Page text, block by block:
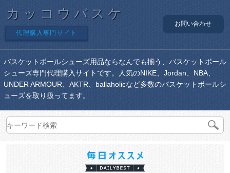
カッコウバスケ
代理購入専門サイト
お問い合わせ
バスケットボールシューズ用品ならなんでも揃う、バスケットボール
シューズ専門代理購入サイトです。人気のNIKE、Jordan、NBA、
UNDER ARMOUR、AKTR、ballaholicなど多数のバスケットボールシ
ューズを取り扱ってます。